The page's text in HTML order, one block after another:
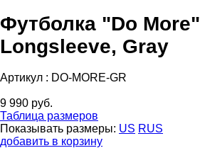
Футболка "Do More"
Longsleeve, Gray
Артикул : DO-MORE-GR
9 990 руб.
Таблица размеров
Показывать размеры: US RUS
добавить в корзину